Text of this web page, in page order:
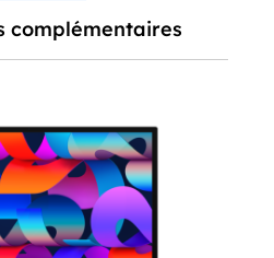
complémentaires